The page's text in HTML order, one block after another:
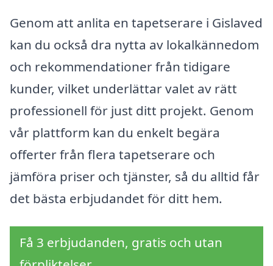
Genom att anlita en tapetserare i Gislaved
kan du också dra nytta av lokalkännedom
och rekommendationer från tidigare
kunder, vilket underlättar valet av rätt
professionell för just ditt projekt. Genom
vår plattform kan du enkelt begära
offerter från flera tapetserare och
jämföra priser och tjänster, så du alltid får
det bästa erbjudandet för ditt hem.
Få 3 erbjudanden, gratis och utan